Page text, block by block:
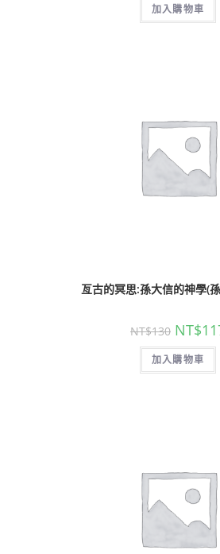
加入購物車
亙古的冥思:孫大信的神學(
NT$130 NT$
加入購物車